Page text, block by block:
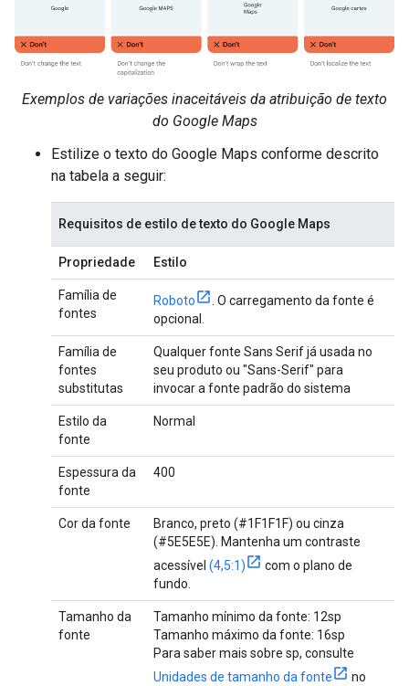
Exemplos de variações inaceitáveis da atribuição de texto
do Google Maps
Estilize o texto do Google Maps conforme descrito
na tabela a seguir:
Requisitos de estilo de texto do Google Maps
Propriedade Estilo
Família de
fontes
Roboto
. O carregamento da fonte é
opcional.
Família de
fontes
substitutas
Qualquer fonte Sans Serif já usada no
seu produto ou "Sans-Serif" para
invocar a fonte padrão do sistema
Estilo da
fonte
Normal
Espessura da
fonte
400
Cor da fonte
Branco, preto (#1F1F1F) ou cinza
(#5E5E5E). Mantenha um contraste
acessível (4,5:1)
com o plano de
fundo.
Tamanho da
fonte
Tamanho mínimo da fonte: 12sp
Tamanho máximo da fonte: 16sp
Para saber mais sobre sp, consulte
Unidades de tamanho da fonte
no